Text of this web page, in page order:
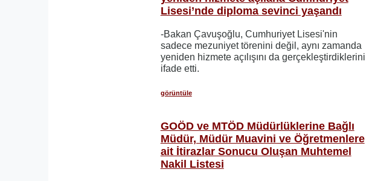
Lisesi’nde diploma sevinci yaşandı
-Bakan Çavuşoğlu, Cumhuriyet Lisesi'nin
sadece mezuniyet törenini değil, aynı zamanda
yeniden hizmete açılışını da gerçekleştirdiklerini
ifade etti.
görüntüle
GOÖD ve MTÖD Müdürlüklerine Bağlı
Müdür, Müdür Muavini ve Öğretmenlere
ait İtirazlar Sonucu Oluşan Muhtemel
Nakil Listesi